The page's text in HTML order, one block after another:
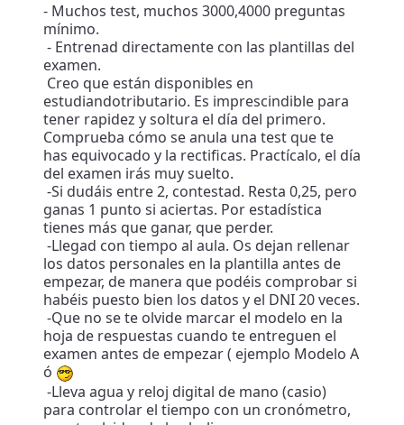
- Muchos test, muchos 3000,4000 preguntas
mínimo.
- Entrenad directamente con las plantillas del
examen.
Creo que están disponibles en
estudiandotributario. Es imprescindible para
tener rapidez y soltura el día del primero.
Comprueba cómo se anula una test que te
has equivocado y la rectificas. Practícalo, el día
del examen irás muy suelto.
-Si dudáis entre 2, contestad. Resta 0,25, pero
ganas 1 punto si aciertas. Por estadística
tienes más que ganar, que perder.
-Llegad con tiempo al aula. Os dejan rellenar
los datos personales en la plantilla antes de
empezar, de manera que podéis comprobar si
habéis puesto bien los datos y el DNI 20 veces.
-Que no se te olvide marcar el modelo en la
hoja de respuestas cuando te entreguen el
examen antes de empezar ( ejemplo Modelo A
ó
-Lleva agua y reloj digital de mano (casio)
para controlar el tiempo con un cronómetro,